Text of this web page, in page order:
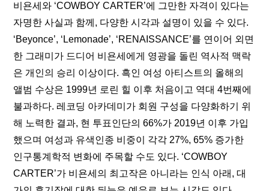
비욘세와 ‘COWBOY CARTER’에 그만한 자격이 있다는
자명한 사실과 함께, 다양한 시각과 설명이 있을 수 있다.
‘Beyonce’, ‘Lemonade’, ‘RENAISSANCE’를 연이어 외면
한 그래미가 드디어 비욘세에게 영광을 돌린 역사적 맥락
은 개인의 승리 이상이다. 흑인 여성 아티스트의 올해의
앨범 수상은 1999년 로린 힐 이후 처음이고 역대 4번째에
불과하다. 레코딩 아카데미가 회원 구성을 다양화하기 위
해 노력한 결과, 현 투표인단의 66%가 2019년 이후 가입
했으며 여성과 유색인종 비중이 각각 27%, 65% 증가한
인구통계학적 변화에 주목할 수도 있다. ‘COWBOY
CARTER’가 비욘세의 최고작은 아니라는 인식 아래, 대